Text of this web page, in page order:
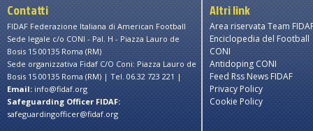
Contatti
FIDAF Federazione Italiana di American Football
Sede legale c/o CONI - Pal. H - Piazza Lauro de
Bosis 15 00135 Roma (RM)
Sede organizzativa Fidaf C/O Coni: Piazza Lauro de
Bosis 15 00135 Roma (RM) | Tel. 06.32 723 221 |
Email: info@fidaf.org
Safeguarding Officer FIDAF:
safeguardingofficer@fidaf.org
Altri link
Area riservata Team
Enciclopedia del Football
CONI
Antidoping CONI
Feed Rss News FIDAF
Privacy Policy
Cookie Policy